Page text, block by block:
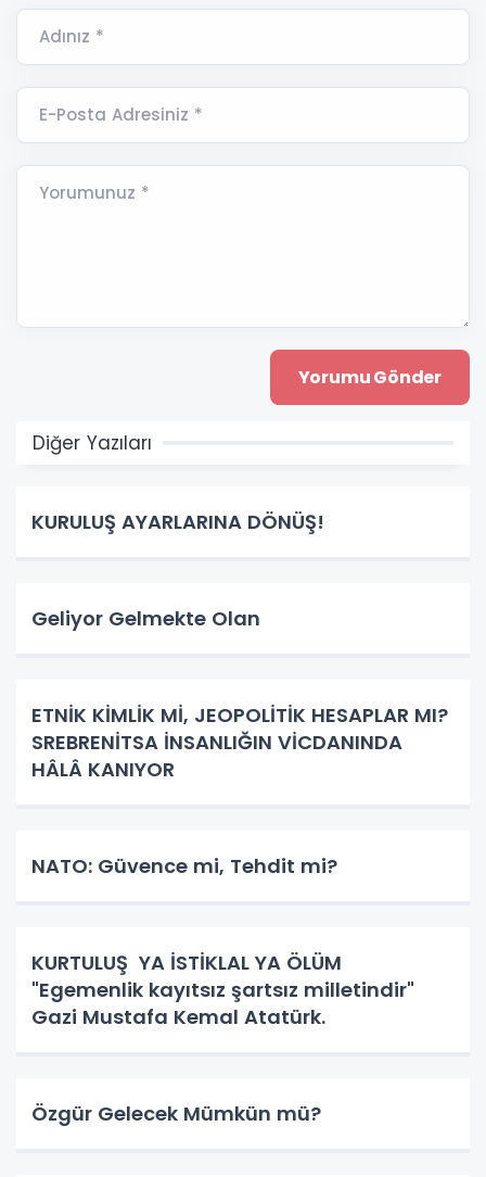
Adınız *
E-Posta Adresiniz *
Yorumunuz *
Diğer Yazıları
KURULUŞ AYARLARINA DÖNÜŞ!
Geliyor Gelmekte Olan
ETNİK KİMLİK Mİ, JEOPOLİTİK HESAPLAR MI?
SREBRENİTSA İNSANLIĞIN VİCDANINDA
HÂLÂ KANIYOR
NATO: Güvence mi, Tehdit mi?
KURTULUŞ YA İSTİKLAL YA ÖLÜM
"Egemenlik kayıtsız şartsız milletindir"
Gazi Mustafa Kemal Atatürk.
Özgür Gelecek Mümkün mü?